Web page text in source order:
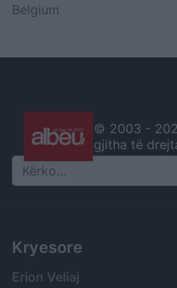
Belgium
© 2003 -
gjitha të
Search
Kryesore
Erion Veliaj